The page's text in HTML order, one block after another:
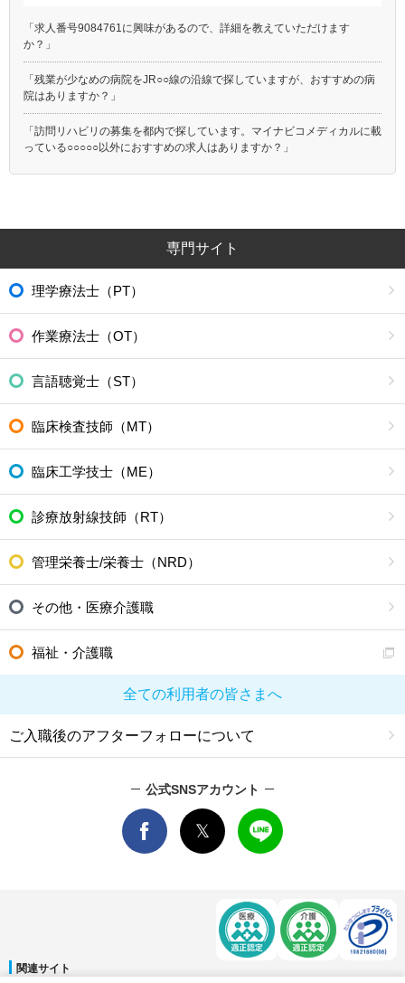
「求人番号9084761に興味があるので、詳細を教えていただけます
か？」
「残業が少なめの病院をJR○○線の沿線で探していますが、おすすめの病
院はありますか？」
「訪問リハビリの募集を都内で探しています。マイナビコメディカルに載
っている○○○○○以外におすすめの求人はありますか？」
専門サイト
理学療法士（PT）
作業療法士（OT）
言語聴覚士（ST）
臨床検査技師（MT）
臨床工学技士（ME）
診療放射線技師（RT）
管理栄養士/栄養士（NRD）
その他・医療介護職
福祉・介護職
全ての利用者の皆さまへ
ご入職後のアフターフォローについて
公式SNSアカウント
関連サイト